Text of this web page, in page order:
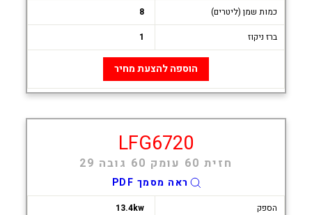
כמות שמן (ליטרים)
8
ברז ניקוז
1
הוספה להצעת מחיר
LFG6720
חזית 60 עומק 60 גובה 29
ראה מסמך PDF
הספק
13.4kw